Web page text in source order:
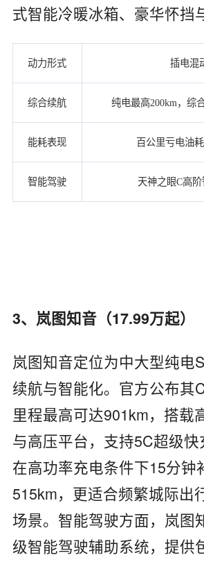
式智能冷暖冰箱、豪华怀挡
动力形式 插电混
综合续航 纯电最高200km，综
能耗表现 百公里亏电油
智能驾驶 天神之眼C高
3、岚图知音（17.99万起）
岚图知音定位为中大型纯电
续航与智能化。官方公布其
里程最高可达901km，搭载
与高压平台，支持5C超级
在高功率充电条件下15分钟
515km，更适合频繁城际出
场景。智能驾驶方面，岚图
级智能驾驶辅助系统，提供